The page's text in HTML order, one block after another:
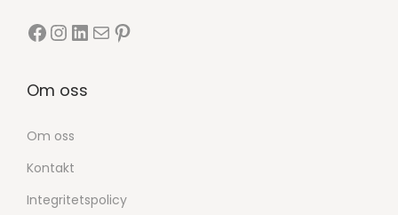
Om oss
Om oss
Kontakt
Integritetspolicy